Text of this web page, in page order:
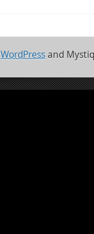
WordPressand